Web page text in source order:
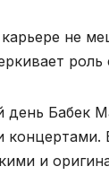
не
день Бабек
концертами.
и